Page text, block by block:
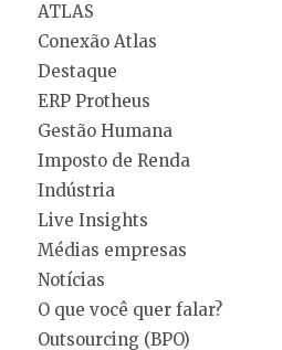
ATLAS
Conexão Atlas
Destaque
ERP Protheus
Gestão Humana
Imposto de Renda
Indústria
Live Insights
Médias empresas
Notícias
O que você quer falar?
Outsourcing (BPO)